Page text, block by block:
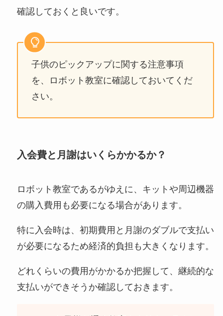
確認しておくと良いです。
子供のピックアップに関する注意事項
を、ロボット教室に確認しておいてくだ
さい。
入会費と月謝はいくらかかるか？
ロボット教室であるがゆえに、キットや周辺機器
の購入費用も必要になる場合があります。
特に入会時は、初期費用と月謝のダブルで支払い
が必要になるため経済的負担も大きくなります。
どれくらいの費用がかかるか把握して、継続的な
支払いができそうか確認しておきます。